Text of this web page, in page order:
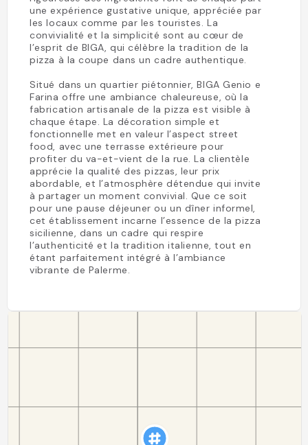
une expérience gustative unique, appréciée par
les locaux comme par les touristes. La
convivialité et la simplicité sont au cœur de
l’esprit de BIGA, qui célèbre la tradition de la
pizza à la coupe dans un cadre authentique.
Situé dans un quartier piétonnier, BIGA Genio e
Farina offre une ambiance chaleureuse, où la
fabrication artisanale de la pizza est visible à
chaque étape. La décoration simple et
fonctionnelle met en valeur l’aspect street
food, avec une terrasse extérieure pour
profiter du va-et-vient de la rue. La clientèle
apprécie la qualité des pizzas, leur prix
abordable, et l’atmosphère détendue qui invite
à partager un moment convivial. Que ce soit
pour une pause déjeuner ou un dîner informel,
cet établissement incarne l’essence de la pizza
sicilienne, dans un cadre qui respire
l’authenticité et la tradition italienne, tout en
étant parfaitement intégré à l’ambiance
vibrante de Palerme.